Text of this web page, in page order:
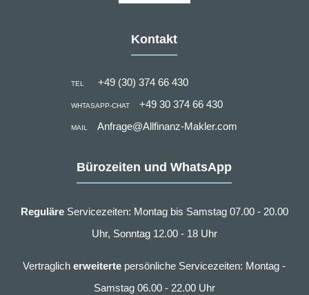
Kontakt
TEL +49 (30) 374 66 430
WHTASAPP-CHAT +49 30 374 66 430
MAIL Anfrage@Allfinanz-Makler.com
Bürozeiten und WhatsApp
ReguläreServicezeiten: Montag bis Samstag 07.00 - 20.00
Uhr, Sonntag 12.00 - 18 Uhr
Vertraglicherweiterte persönliche Servicezeiten: Montag -
Samstag 06.00 - 22.00 Uhr